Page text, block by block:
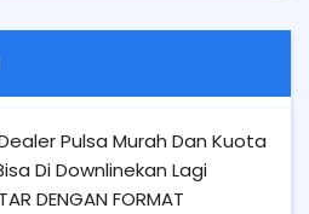
Pulsa Murah Dan Kuota
Di Downlinekan Lagi
DENGAN FORMAT